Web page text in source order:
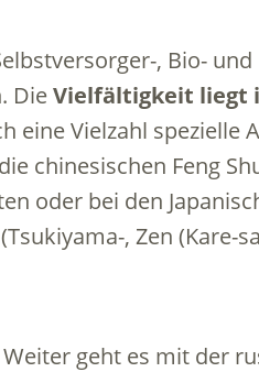
, Bio-
DieVielfältigkeit liegt
eine Vielzahl spezielle
chinesischen Feng
oder bei den
, Zen (Kare-
geht es mit der